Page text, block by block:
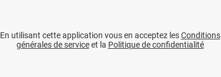
En utilisant cette application vous en acceptez lesConditions
générales de serviceet la Politique de confidentialité